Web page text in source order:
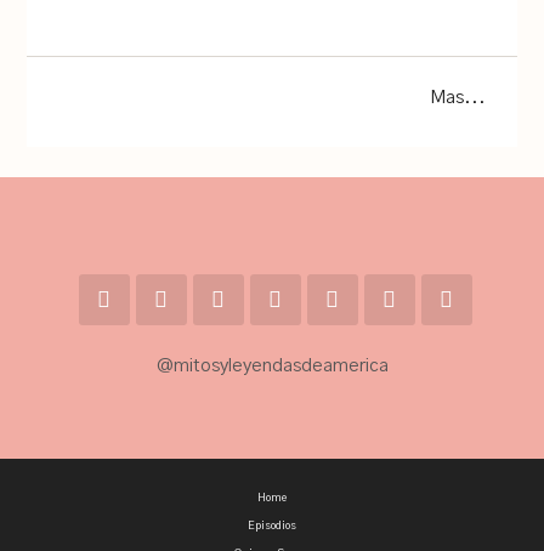
Mas...
@mitosyleyendasdeamerica
Home
Episodios